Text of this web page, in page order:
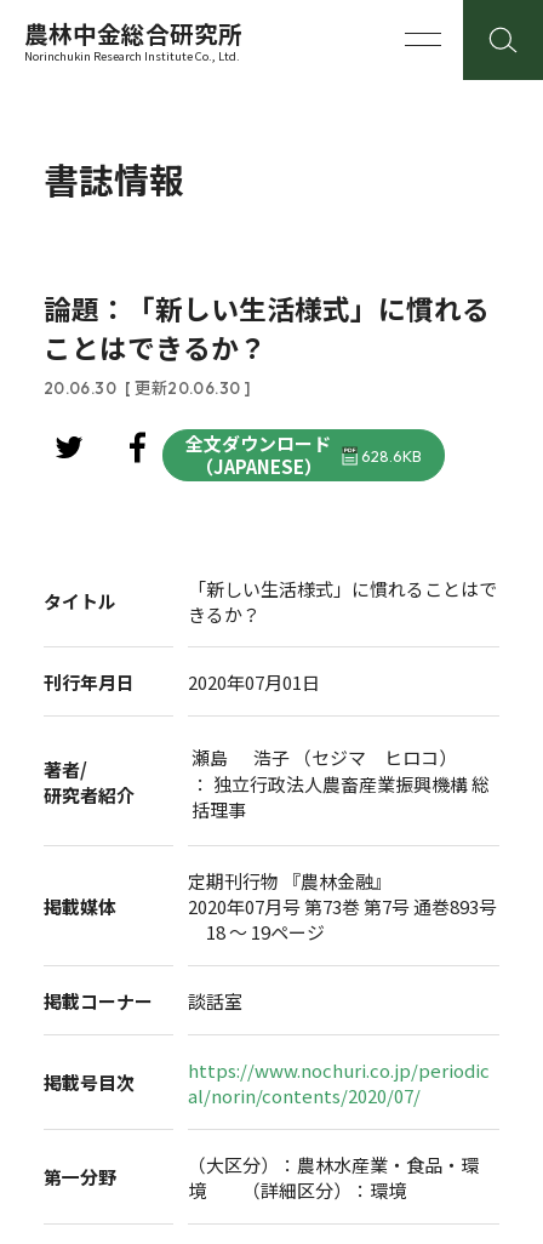
農林中金総合研究所
Norinchukin Research Institute Co., Ltd.
書誌情報
論題：「新しい生活様式」に慣れる
ことはできるか？
20.06.30 [ 更新20.06.30 ]
全文ダウンロード
（JAPANESE）
628.6KB
タイトル
「新しい生活様式」に慣れることはで
きるか？
刊行年月日 2020年07月01日
著者/
研究者紹介
瀬島 浩子 （セジマ ヒロコ）
： 独立行政法人農畜産業振興機構 総
括理事
掲載媒体
定期刊行物 『農林金融』
2020年07月号 第73巻 第7号 通巻893号
18 ～ 19ページ
掲載コーナー 談話室
掲載号目次
https://www.nochuri.co.jp/periodic
al/norin/contents/2020/07/
第一分野
（大区分）：農林水産業・食品・環
境 （詳細区分）：環境